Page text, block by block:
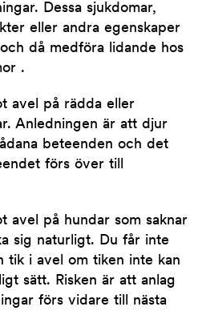
Dessa sjukdomar,
eller andra egenskaper
då medföra lidande hos
.
avel på rädda eller
Anledningen är att djur
beteenden och det
förs över till
avel på hundar som saknar
sig naturligt. Du får inte
tik i avel om tiken inte kan
sätt. Risken är att anlag
förs vidare till nästa